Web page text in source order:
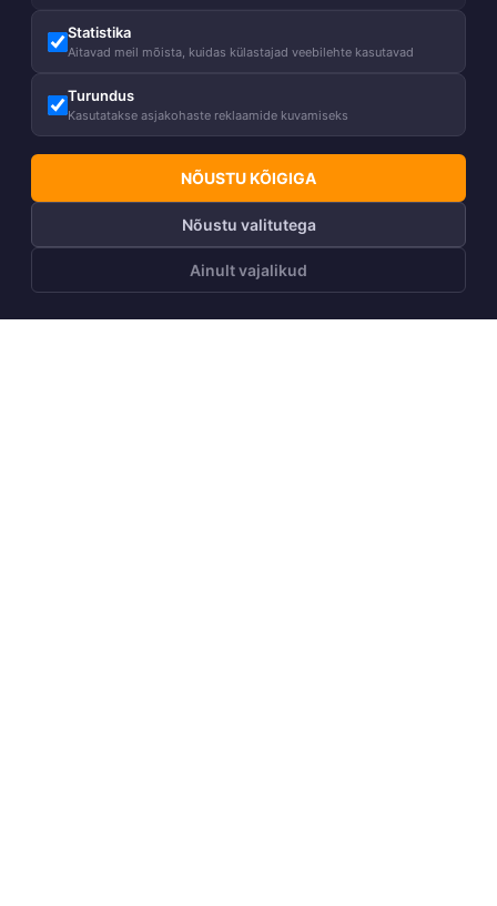
Statistika
Aitavad meil mõista, kuidas külastajad veebilehte kasutavad
Turundus
Kasutatakse asjakohaste reklaamide kuvamiseks
NÕUSTU KÕIGIGA
Nõustu valitutega
Ainult vajalikud